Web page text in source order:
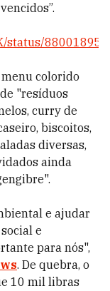
status/
colorido
"resíduos
curry de
biscoitos,
diversas,
ainda
e ajudar
e
para nós",
. De quebra, o
10 mil libras